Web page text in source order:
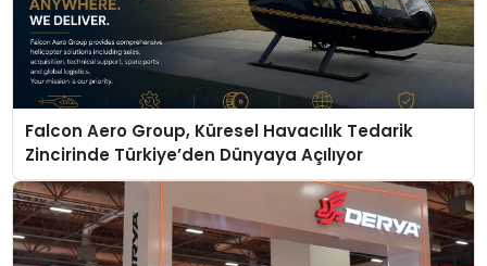
Falcon Aero Group, Küresel Havacılık Tedarik
Zincirinde Türkiye’den Dünyaya Açılıyor